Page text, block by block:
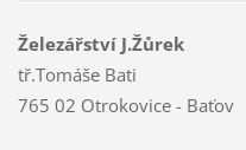
Železářství J.Žůrek
tř.Tomáše Bati
765 02 Otrokovice - Baťov